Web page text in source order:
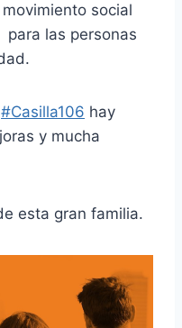
social
las personas
#Casilla106 hay
y mucha
esta gran familia.